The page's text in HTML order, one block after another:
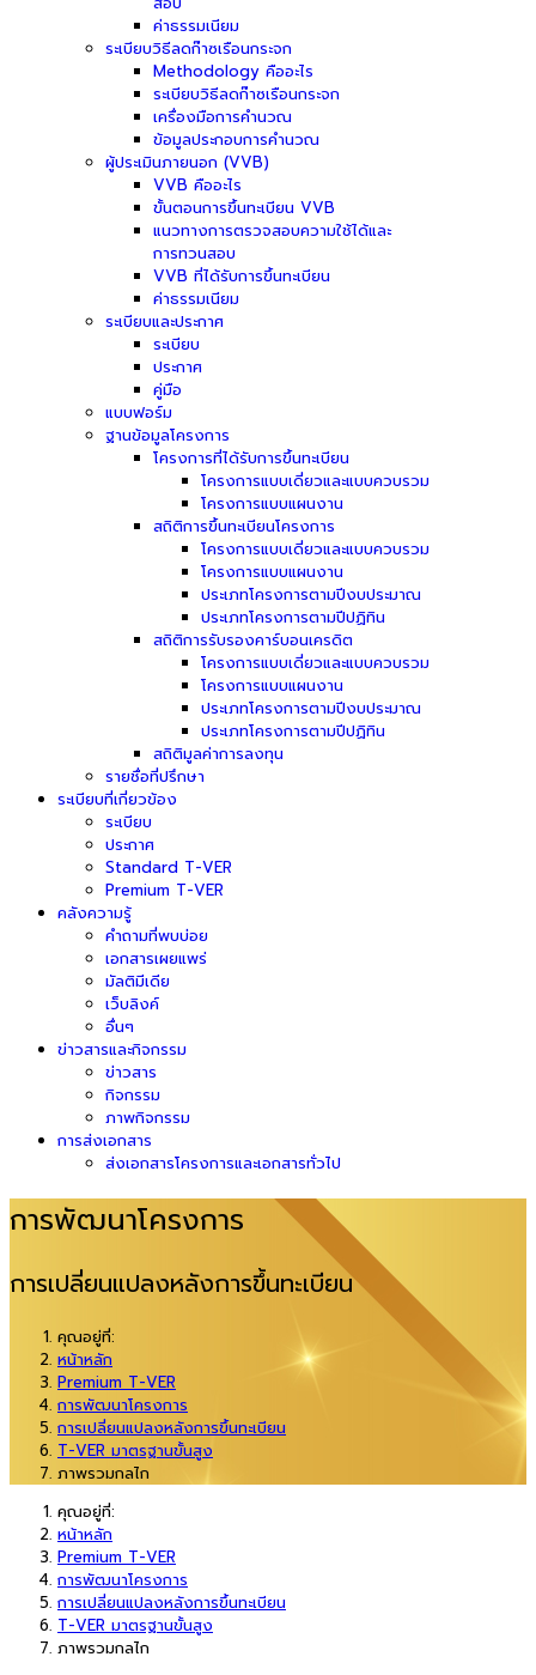
ค่าธรรมเนียม
ระเบียบวิธีลดก๊าซเรือนกระจก
Methodology คืออะไร
ระเบียบวิธีลดก๊าซเรือนกระจก
เครื่องมือการคำนวณ
ข้อมูลประกอบการคำนวณ
ผู้ประเมินภายนอก (VVB)
VVB คืออะไร
ขั้นตอนการขึ้นทะเบียน VVB
แนวทางการตรวจสอบความใช้ได้และ
การทวนสอบ
VVB ที่ได้รับการขึ้นทะเบียน
ค่าธรรมเนียม
ระเบียบและประกาศ
ระเบียบ
ประกาศ
คู่มือ
แบบฟอร์ม
ฐานข้อมูลโครงการ
โครงการที่ได้รับการขึ้นทะเบียน
โครงการแบบเดี่ยวและแบบควบรวม
โครงการแบบแผนงาน
สถิติการขึ้นทะเบียนโครงการ
โครงการแบบเดี่ยวและแบบควบรวม
โครงการแบบแผนงาน
ประเภทโครงการตามปีงบประมาณ
ประเภทโครงการตามปีปฏิทิน
สถิติการรับรองคาร์บอนเครดิต
โครงการแบบเดี่ยวและแบบควบรวม
โครงการแบบแผนงาน
ประเภทโครงการตามปีงบประมาณ
ประเภทโครงการตามปีปฏิทิน
สถิติมูลค่าการลงทุน
รายชื่อที่ปรึกษา
ระเบียบที่เกี่ยวข้อง
ระเบียบ
ประกาศ
Standard T-VER
Premium T-VER
คลังความรู้
คำถามที่พบบ่อย
เอกสารเผยแพร่
มัลติมีเดีย
เว็บลิงค์
อื่นๆ
ข่าวสารและกิจกรรม
ข่าวสาร
กิจกรรม
ภาพกิจกรรม
การส่งเอกสาร
ส่งเอกสารโครงการและเอกสารทั่วไป
การพัฒนาโครงการ
การเปลี่ยนแปลงหลังการขึ้นทะเบียน
คุณอยู่ที่:
หน้าหลัก
Premium T-VER
การพัฒนาโครงการ
การเปลี่ยนแปลงหลังการขึ้นทะเบียน
T-VER มาตรฐานขั้นสูง
ภาพรวมกลไก
คุณอยู่ที่:
หน้าหลัก
Premium T-VER
การพัฒนาโครงการ
การเปลี่ยนแปลงหลังการขึ้นทะเบียน
T-VER มาตรฐานขั้นสูง
ภาพรวมกลไก